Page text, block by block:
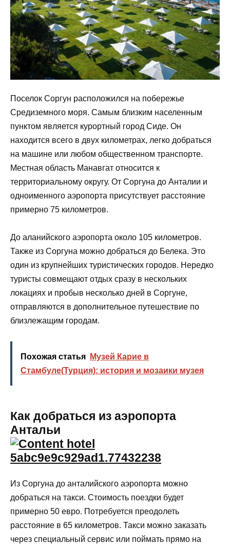
Поселок Соргун расположился на побережье
Средиземного моря. Самым близким населенным
пунктом является курортный город Сиде. Он
находится всего в двух километрах, легко добраться
на машине или любом общественном транспорте.
Местная область Манавгат относится к
территориальному округу. От Соргуна до Анталии и
одноименного аэропорта присутствует расстояние
примерно 75 километров.
До аланийского аэропорта около 105 километров.
Также из Соргуна можно добраться до Белека. Это
один из крупнейших туристических городов. Нередко
туристы совмещают отдых сразу в нескольких
локациях и пробыв несколько дней в Соргуне,
отправляются в дополнительное путешествие по
близлежащим городам.
Похожая статья
Музей Карие в
Стамбуле(Турция): история и мозаики музея
Как добраться из аэропорта
Антальи
Из Соргуна до анталийского аэропорта можно
добраться на такси. Стоимость поездки будет
примерно 50 евро. Потребуется преодолеть
расстояние в 65 километров. Такси можно заказать
через специальный сервис или поймать прямо на